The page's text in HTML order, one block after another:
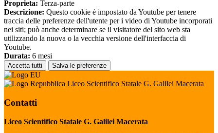
Proprieta: Terza-parte
Descrizione: Questo cookie è impostato da Youtube per tenere
traccia delle preferenze dell'utente per i video di Youtube incorporati
nei siti; può anche determinare se il visitatore del sito web sta
utilizzando la nuova o la vecchia versione dell'interfaccia di
Youtube.
Durata: 6 mesi
Accetta tutti Salva le preferenze
Liceo Scientifico Statale G. Galilei Macerata
Contatti
Liceo Scientifico Statale G. Galilei Macerata